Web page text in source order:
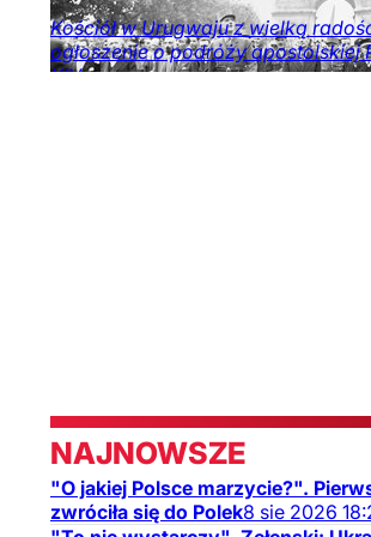
Kościół w Urugwaju z wielką
ogłoszenie o podróży apostolskiej
XIV.
NAJNOWSZE
"O jakiej Polsce marzycie?".
zwróciła się do Polek8 sie 2026